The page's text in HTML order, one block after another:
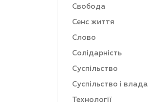
Свобода
Сенс життя
Слово
Солідарність
Суспільство
Суспільство і влада
Технології